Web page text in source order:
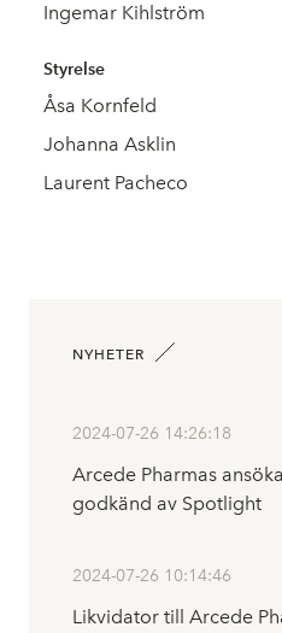
Ingemar Kihlström
Styrelse
Åsa Kornfeld
Johanna Asklin
Laurent Pacheco
NYHETER
2024-07-26 14:26:18
Arcede Pharmas
godkänd av Spotlight
2024-07-26 10:14:46
Likvidator till Arcede